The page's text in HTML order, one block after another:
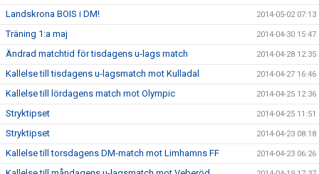
Landskrona BOIS i DM! 2014-05-02 07:13
Träning 1:a maj 2014-04-30 15:47
Ändrad matchtid för tisdagens u-lags match 2014-04-28 12:35
Kallelse till tisdagens u-lagsmatch mot Kulladal 2014-04-27 16:46
Kallelse till lördagens match mot Olympic 2014-04-25 12:36
Stryktipset 2014-04-25 11:51
Stryktipset 2014-04-23 08:18
Kallelse till torsdagens DM-match mot Limhamns FF 2014-04-23 06:26